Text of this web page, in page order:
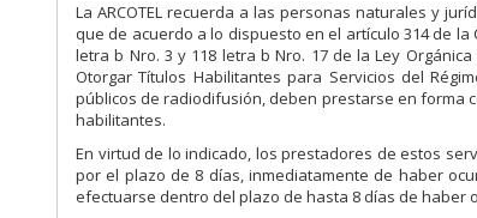
La ARCOTEL recuerda a las personas naturales y
que de acuerdo a lo dispuesto en el artículo 314 de la
letra b Nro. 3 y 118 letra b Nro. 17 de la Ley
Otorgar Títulos Habilitantes para Servicios del
públicos de radiodifusión, deben prestarse en forma
habilitantes.
En virtud de lo indicado, los prestadores de estos
por el plazo de 8 días, inmediatamente de haber
efectuarse dentro del plazo de hasta 8 días de haber